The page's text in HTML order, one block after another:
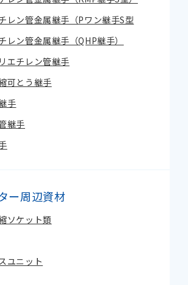
レン管金属継手（Pワン継手S型
レン管金属継手（QHP継手）
エチレン管継手
可とう継手
手
継手
ー周辺資材
ソケット類
ユニット